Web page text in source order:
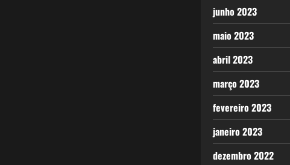
junho 2023
maio 2023
abril 2023
março 2023
fevereiro 2023
janeiro 2023
dezembro 2022